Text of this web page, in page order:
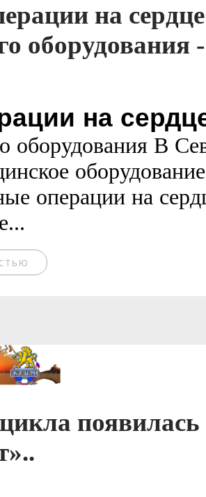
на
оборудования
на
оборудования В
операции на